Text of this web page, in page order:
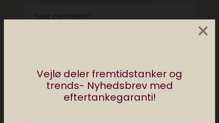
Vejlø deler fremtidstanker og
trends- Nyhedsbrev med
eftertankegaranti!
×